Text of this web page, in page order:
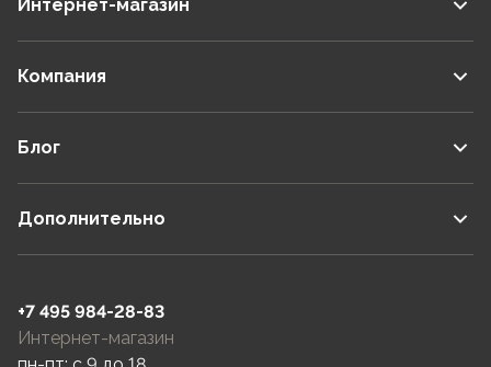
Интернет-магазин
Компания
Блог
Дополнительно
+7 495 984-28-83
Интернет-магазин